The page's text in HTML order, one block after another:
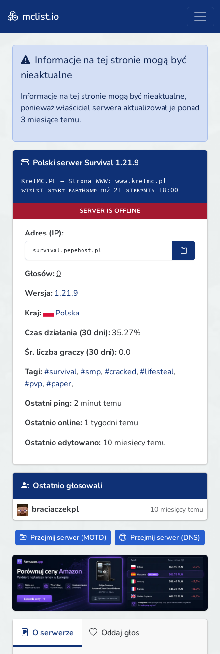
mclist.io
Informacje na tej stronie mogą być
nieaktualne
Informacje na tej stronie mogą być nieaktualne,
ponieważ właściciel serwera aktualizował je ponad
3 miesiące temu.
Polski serwer Survival 1.21.9
KretMC.PL → Strona WWW: www.kretmc.pl
ᴡɪᴇʟᴋɪ sᴛᴀʀᴛ ᴇᴀʀᴛʜsᴍᴘ ᴊᴜż 21 sɪᴇʀᴘɴɪᴀ 18:00
SERVER IS OFFLINE
Adres (IP):
Głosów:0
Wersja: 1.21.9
Kraj:
Polska
Czas działania (30 dni): 35.27%
Śr. liczba graczy (30 dni):0.0
Tagi:#survival, #smp, #cracked, #lifesteal,
#pvp, #paper,
Ostatni ping: 2 minut temu
Ostatnio online: 1 tygodni temu
Ostatnio edytowano: 10 miesięcy temu
Ostatnio głosowali
braciaczekpl 10 miesięcy temu
Przejmij serwer (MOTD) Przejmij serwer (DNS)
O serwerze Oddaj głos